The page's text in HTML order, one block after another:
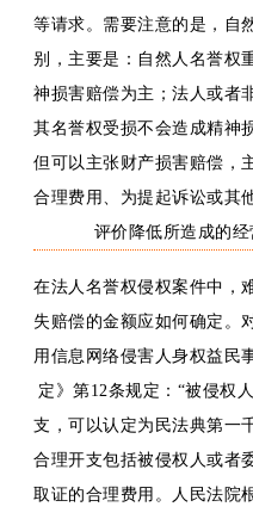
等请求。需要注意的是，自
别，主要是 ：自然人名誉权
神损害赔偿为主；法人或者
其名誉权受损不会造成精神
但可以主张财产损害赔偿，
合理费用、为提起诉讼或其
评价降低所造成的经
在法人名誉权侵权案件中，
失赔偿的金额应如何确定。
用信息网络侵害人身权益民
定》第12条规定：“被侵权
支，可以认定为民法典第一
合理开支包括被侵权人或者
取证的合理费用。人民法院